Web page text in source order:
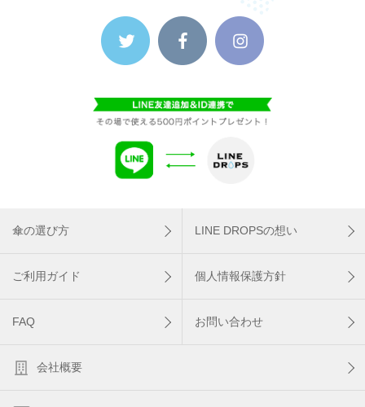
傘の選び方 LINE DROPSの想い
ご利用ガイド 個人情報保護方針
FAQ お問い合わせ
会社概要